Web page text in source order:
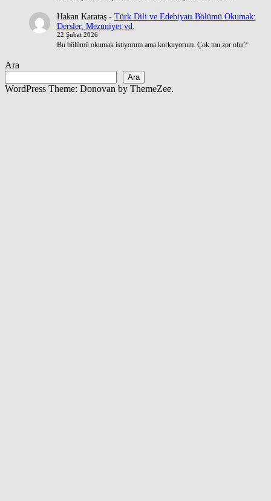
Hakan Karataş- Türk Dili ve Edebiyatı Bölümü Okumak:
Dersler, Mezuniyet vd.
22 Şubat 2026
Bu bölümü okumak istiyorum ama korkuyorum. Çok mu zor olur?
Ara
Ara
WordPress Theme: Donovan by ThemeZee.